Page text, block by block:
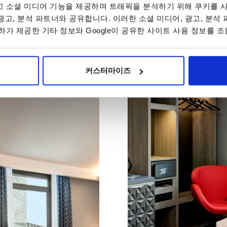
소셜 미디어 기능을 제공하며 트래픽을 분석하기 위해 쿠키를
고, 분석 파트너와 공유합니다. 이러한 소셜 미디어, 광고, 분석
가 제공한 기타 정보와 Google이 공유한 사이트 사용 정보를
커스터마이즈